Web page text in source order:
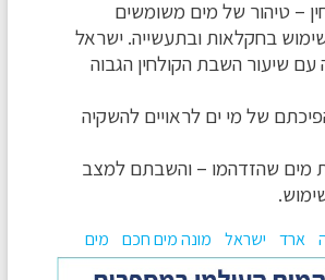
– טיהור של מים משומשים
בחקלאות ובתעשייה. ישראל
עם שיעור השבת הקולחין הגבוה
של מי ים לראויים להשקיה
מים שהזדהמו – והשבתם למצב
ארד ישראל מונה מים חכם מים